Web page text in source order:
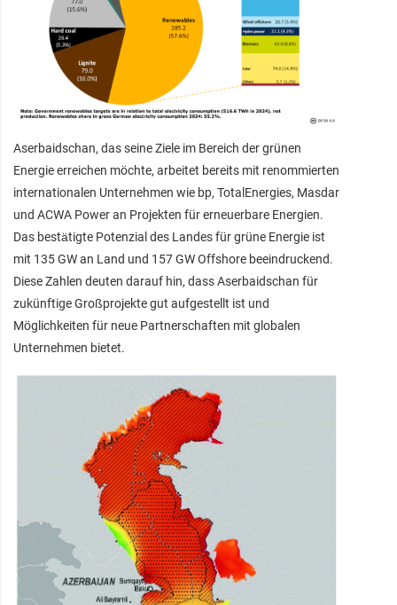
Aserbaidschan, das seine Ziele im Bereich der grünen
Energie erreichen möchte, arbeitet bereits mit renommierten
internationalen Unternehmen wie bp, TotalEnergies, Masdar
und ACWA Power an Projekten für erneuerbare Energien.
Das bestätigte Potenzial des Landes für grüne Energie ist
mit 135 GW an Land und 157 GW Offshore beeindruckend.
Diese Zahlen deuten darauf hin, dass Aserbaidschan für
zukünftige Großprojekte gut aufgestellt ist und
Möglichkeiten für neue Partnerschaften mit globalen
Unternehmen bietet.